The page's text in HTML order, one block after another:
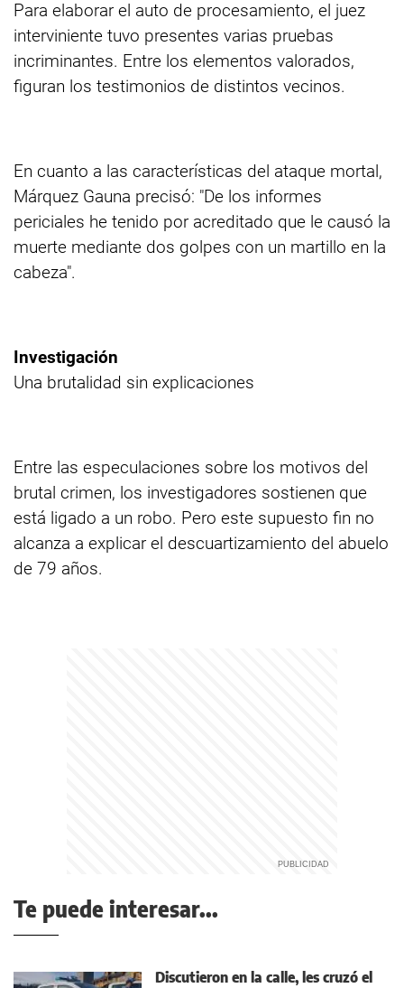
Para elaborar el auto de procesamiento, el juez
interviniente tuvo presentes varias pruebas
incriminantes. Entre los elementos valorados,
figuran los testimonios de distintos vecinos.
En cuanto a las características del ataque mortal,
Márquez Gauna precisó: "De los informes
periciales he tenido por acreditado que le causó la
muerte mediante dos golpes con un martillo en la
cabeza".
Investigación
Una brutalidad sin explicaciones
Entre las especulaciones sobre los motivos del
brutal crimen, los investigadores sostienen que
está ligado a un robo. Pero este supuesto fin no
alcanza a explicar el descuartizamiento del abuelo
de 79 años.
Te puede interesar...
Discutieron en la calle, les cruzó el